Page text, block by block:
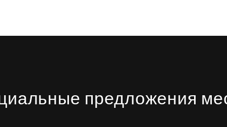
предложения